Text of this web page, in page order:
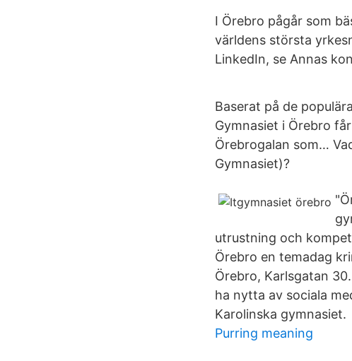
I Örebro pågår som
världens största
LinkedIn, se Annas
Baserat på de
Gymnasiet i Örebro
Örebrogalan som…
Gymnasiet)?
utrustning och
Örebro en temadag
Örebro, Karlsgatan
ha nytta av sociala
Karolinska gymnasiet.
Purring meaning